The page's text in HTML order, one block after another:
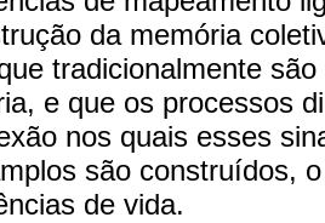
da memória
tradicionalmente
e que os processos
nos quais esses
são construídos,
de vida.